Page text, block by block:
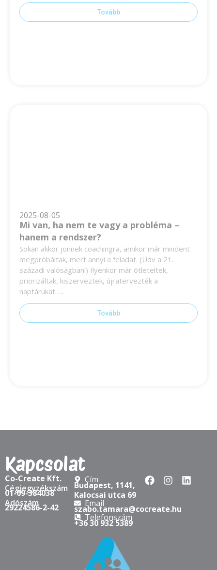
Tovább
2025-08-05
Mi van, ha nem te vagy a probléma –
hanem a rendszer?
Sokan akkor jönnek coachingra, amikor már mindent
megpróbáltak, mert annyi a feladat. (Üdv a 21.
századi valóságban!) Ilyenkor már ötleteltek,
priorizáltak, kiszerveztek, újratervezték a
naptárukat…..
Tovább
Az igazi agilitás belül kezdődik – és
coachként folytatódik
Agile coach vagy scrum master vagy? Évről évre
egyre több agilis coach és scrum master iratkozik be